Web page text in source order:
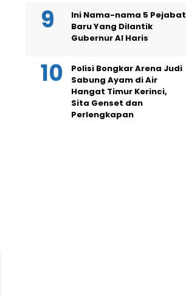
Ini Nama-nama 5 Pejabat
Baru Yang Dilantik
Gubernur Al Haris
Polisi Bongkar Arena Judi
Sabung Ayam di Air
Hangat Timur Kerinci,
Sita Genset dan
Perlengkapan